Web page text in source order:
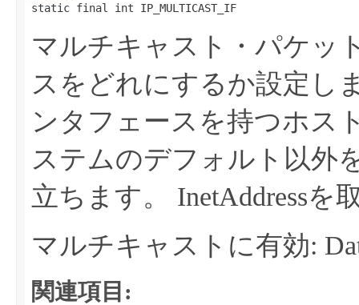
static final int IP_MULTICAST_IF
マルチキャスト・パケッ
スをどれにするか設定し
ンタフェースを持つホス
ステムのデフォルト以外
立ちます。
InetAddressを
マルチキャストに有効:
関連項目: